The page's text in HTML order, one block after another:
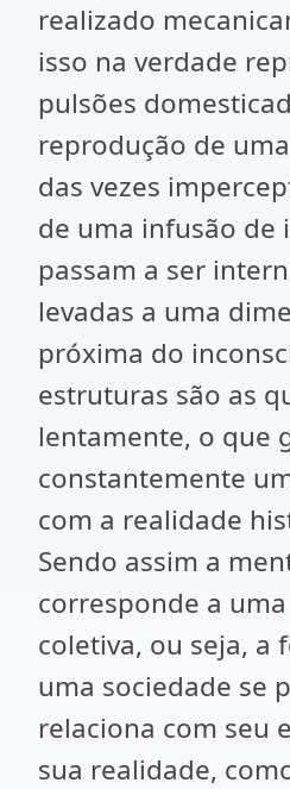
realizado
isso na verdade
pulsões
reprodução de
das vezes
de uma infusão de
passam a ser
levadas a uma
próxima do
estruturas são as
lentamente, o que
constantemente
com a realidade
Sendo assim a
corresponde a
coletiva, ou seja, a
uma sociedade se
relaciona com seu
sua realidade,